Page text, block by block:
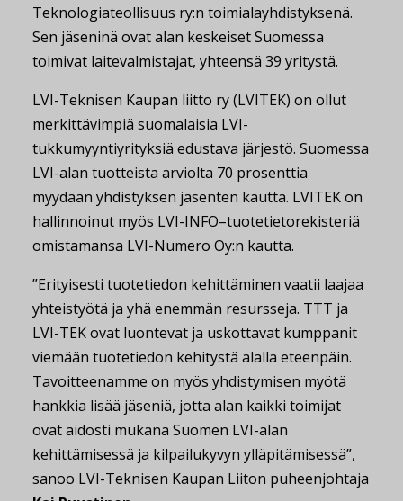
Teknologiateollisuus ry:n toimialayhdistyksenä.
Sen jäseninä ovat alan keskeiset Suomessa
toimivat laitevalmistajat, yhteensä 39 yritystä.
LVI-Teknisen Kaupan liitto ry (LVITEK) on ollut
merkittävimpiä suomalaisia LVI-
tukkumyyntiyrityksiä edustava järjestö. Suomessa
LVI-alan tuotteista arviolta 70 prosenttia
myydään yhdistyksen jäsenten kautta. LVITEK on
hallinnoinut myös LVI-INFO–tuotetietorekisteriä
omistamansa LVI-Numero Oy:n kautta.
”Erityisesti tuotetiedon kehittäminen vaatii laajaa
yhteistyötä ja yhä enemmän resursseja. TTT ja
LVI-TEK ovat luontevat ja uskottavat kumppanit
viemään tuotetiedon kehitystä alalla eteenpäin.
Tavoitteenamme on myös yhdistymisen myötä
hankkia lisää jäseniä, jotta alan kaikki toimijat
ovat aidosti mukana Suomen LVI-alan
kehittämisessä ja kilpailukyvyn ylläpitämisessä”,
sanoo LVI-Teknisen Kaupan Liiton puheenjohtaja